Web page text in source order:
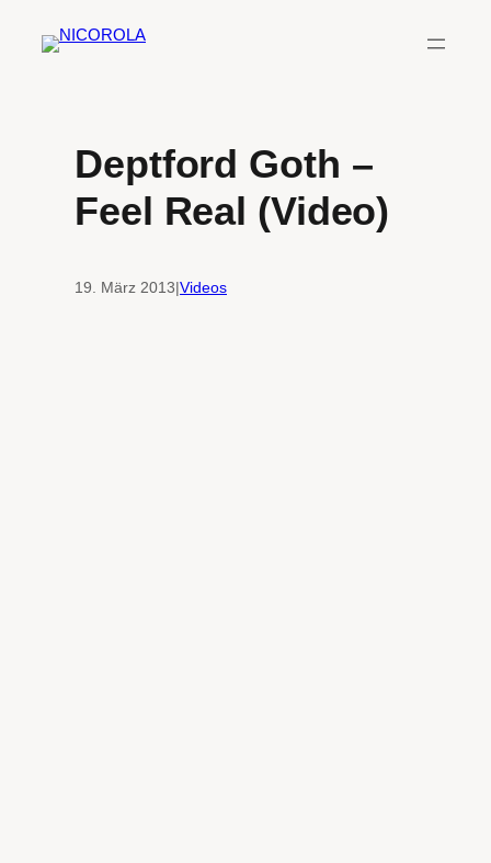
Inhalt
Deptford Goth –
Feel Real (Video)
19. März 2013|Videos